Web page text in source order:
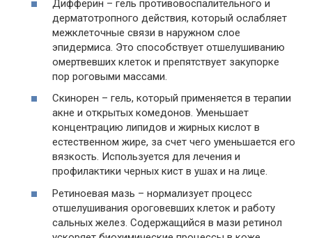
Дифферин – гель противовоспалительного и
дерматотропного действия, который ослабляет
межклеточные связи в наружном слое
эпидермиса. Это способствует отшелушиванию
омертвевших клеток и препятствует закупорке
пор роговыми массами.
Скинорен – гель, который применяется в терапии
акне и открытых комедонов. Уменьшает
концентрацию липидов и жирных кислот в
естественном жире, за счет чего уменьшается его
вязкость. Используется для лечения и
профилактики черных кист в ушах и на лице.
Ретиноевая мазь – нормализует процесс
отшелушивания ороговевших клеток и работу
сальных желез. Содержащийся в мази ретинол